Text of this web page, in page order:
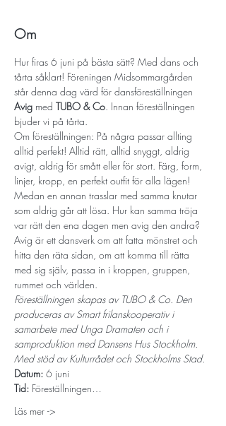
Om
Hur firas 6 juni på bästa sätt? Med dans och
tårta såklart! Föreningen Midsommargården
står denna dag värd för dansföreställningen
Avig med TUBO & Co. Innan föreställningen
bjuder vi på tårta.
Om föreställningen: På några passar allting
alltid perfekt! Alltid rätt, alltid snyggt, aldrig
avigt, aldrig för smått eller för stort. Färg, form,
linjer, kropp, en perfekt outfit för alla lägen!
Medan en annan trasslar med samma knutar
som aldrig går att lösa. Hur kan samma tröja
var rätt den ena dagen men avig den andra?
Avig är ett dansverk om att fatta mönstret och
hitta den räta sidan, om att komma till rätta
med sig själv, passa in i kroppen, gruppen,
rummet och världen.
Föreställningen skapas av TUBO & Co. Den
produceras av Smart frilanskooperativ i
samarbete med Unga Dramaten och i
samproduktion med Dansens Hus Stockholm.
Med stöd av Kulturrådet och Stockholms Stad.
Datum: 6 juni
Tid: Föreställningen…
Läs mer ->